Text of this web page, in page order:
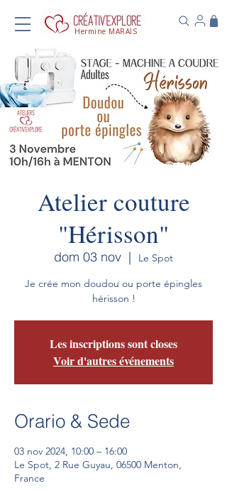
Hermine MARAIS
Atelier couture
"Hérisson"
dom 03 nov
  |
Le Spot
Je crée mon doudou ou porte épingles
hérisson !
Les inscriptions sont closes
Voir d'autres événements
Orario & Sede
03 nov 2024, 10:00 – 16:00
Le Spot, 2 Rue Guyau, 06500 Menton,
France